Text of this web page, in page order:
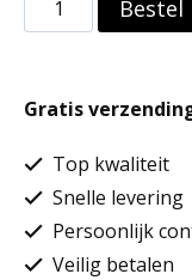
van
-
groot
model
aantal
Bestel
Gratis
Top kwaliteit
Snelle levering
Persoonlijk
Veilig betalen